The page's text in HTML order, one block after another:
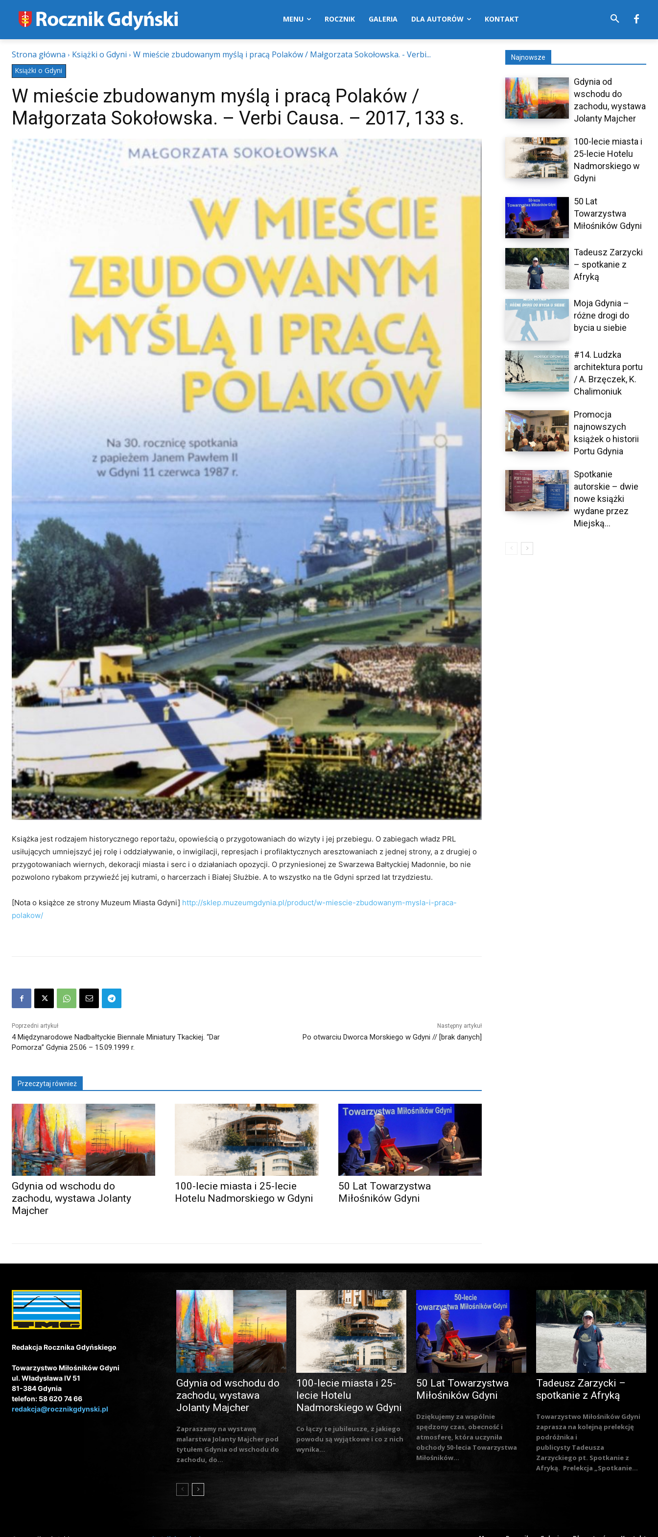
MENU ROCZNIK GALERIA DLA AUTORÓW KONTAKT
Strona główna Książki o Gdyni W mieście zbudowanym myślą i pracą Polaków / Małgorzata Sokołowska. - Verbi...
Książki o Gdyni
W mieście zbudowanym myślą i pracą Polaków /
Małgorzata Sokołowska. – Verbi Causa. – 2017, 133 s.
Książka jest rodzajem historycznego reportażu, opowieścią o przygotowaniach do wizyty i jej przebiegu. O zabiegach władz PRL
usiłujących umniejszyć jej rolę i oddziaływanie, o inwigilacji, represjach i profilaktycznych aresztowaniach z jednej strony, a z drugiej o
przygotowaniach wiernych, dekoracji miasta i serc i o działaniach opozycji. O przyniesionej ze Swarzewa Bałtyckiej Madonnie, bo nie
pozwolono rybakom przywieźć jej kutrami, o harcerzach i Białej Służbie. A to wszystko na tle Gdyni sprzed lat trzydziestu.
[Nota o książce ze strony Muzeum Miasta Gdyni] http://sklep.muzeumgdynia.pl/product/w-miescie-zbudowanym-mysla-i-praca-
polakow/
Poprzedni artykuł
4 Międzynarodowe Nadbałtyckie Biennale Miniatury Tkackiej. “Dar
Pomorza” Gdynia 25.06 – 15.09.1999 r.
Następny artykuł
Po otwarciu Dworca Morskiego w Gdyni // [brak danych]
Przeczytaj również
Gdynia od wschodu do
zachodu, wystawa Jolanty
Majcher
100-lecie miasta i 25-lecie
Hotelu Nadmorskiego w Gdyni
50 Lat Towarzystwa
Miłośników Gdyni
Najnowsze
Gdynia od
wschodu do
zachodu, wystawa
Jolanty Majcher
100-lecie miasta i
25-lecie Hotelu
Nadmorskiego w
Gdyni
50 Lat
Towarzystwa
Miłośników Gdyni
Tadeusz Zarzycki
– spotkanie z
Afryką
Moja Gdynia –
różne drogi do
bycia u siebie
#14. Ludzka
architektura portu
/ A. Brzęczek, K.
Chalimoniuk
Promocja
najnowszych
książek o historii
Portu Gdynia
Spotkanie
autorskie – dwie
nowe książki
wydane przez
Miejską...
Redakcja Rocznika Gdyńskiego
Towarzystwo Miłośników Gdyni
ul. Władysława IV 51
81-384 Gdynia
telefon: 58 620 74 66
redakcja@rocznikgdynski.pl
Gdynia od wschodu do
zachodu, wystawa
Jolanty Majcher
Zapraszamy na wystawę
malarstwa Jolanty Majcher pod
tytułem Gdynia od wschodu do
zachodu, do...
100-lecie miasta i 25-
lecie Hotelu
Nadmorskiego w Gdyni
Co łączy te jubileusze, z jakiego
powodu są wyjątkowe i co z nich
wynika...
50 Lat Towarzystwa
Miłośników Gdyni
Dziękujemy za wspólnie
spędzony czas, obecność i
atmosferę, która uczyniła
obchody 50-lecia Towarzystwa
Miłośników...
Tadeusz Zarzycki –
spotkanie z Afryką
Towarzystwo Miłośników Gdyni
zaprasza na kolejną prelekcję
podróżnika i
publicysty Tadeusza
Zarzyckiego pt. Spotkanie z
Afryką. Prelekcja „Spotkanie...